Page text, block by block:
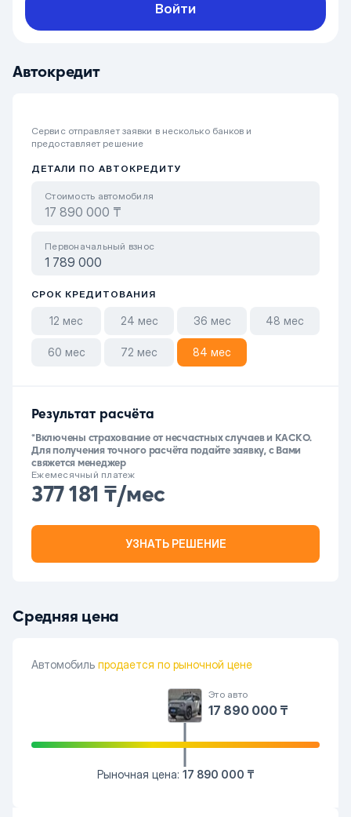
Войти
Автокредит
Сервис отправляет заявки в несколько банков и
предоставляет решение
ДЕТАЛИ ПО АВТОКРЕДИТУ
Стоимость автомобиля
Первоначальный взнос
СРОК КРЕДИТОВАНИЯ
12 мес 24 мес 36 мес 48 мес
60 мес 72 мес 84 мес
Результат расчёта
*Включены страхование от несчастных случаев и КАСКО.
Для получения точного расчёта подайте заявку, с Вами
свяжется менеджер
Ежемесячный платеж
377 181 ₸/мес
УЗНАТЬ РЕШЕНИЕ
Средняя цена
Автомобиль продается по рыночной цене
Это авто
17 890 000 ₸
Рыночная цена: 17 890 000 ₸